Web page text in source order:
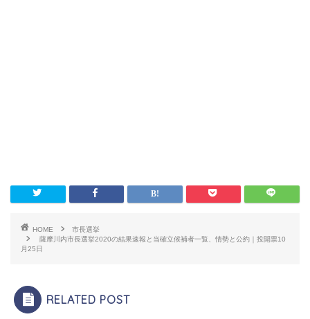
HOME
市長選挙
薩摩川内市長選挙2020の結果速報と当確立候補者一覧、情勢と公約｜投開票10
月25日
RELATED POST